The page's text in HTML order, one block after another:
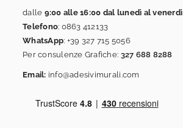
dalle 9:00 alle 16:00 dal lunedì al venerdì
Telefono: 0863 412133
WhatsApp: +39 327 715 5056
Per consulenze Grafiche: 327 688 8288
Email: info@adesivimurali.com